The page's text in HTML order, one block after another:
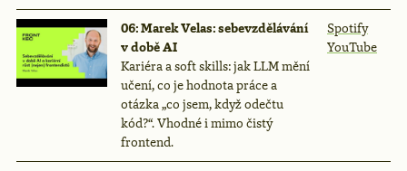
06: Marek Velas: sebevzdělávání
v době AI
Kariéra a soft skills: jak LLM mění
učení, co je hodnota práce a
otázka „co jsem, když odečtu
kód?“. Vhodné i mimo čistý
frontend.
Spotify
YouTube